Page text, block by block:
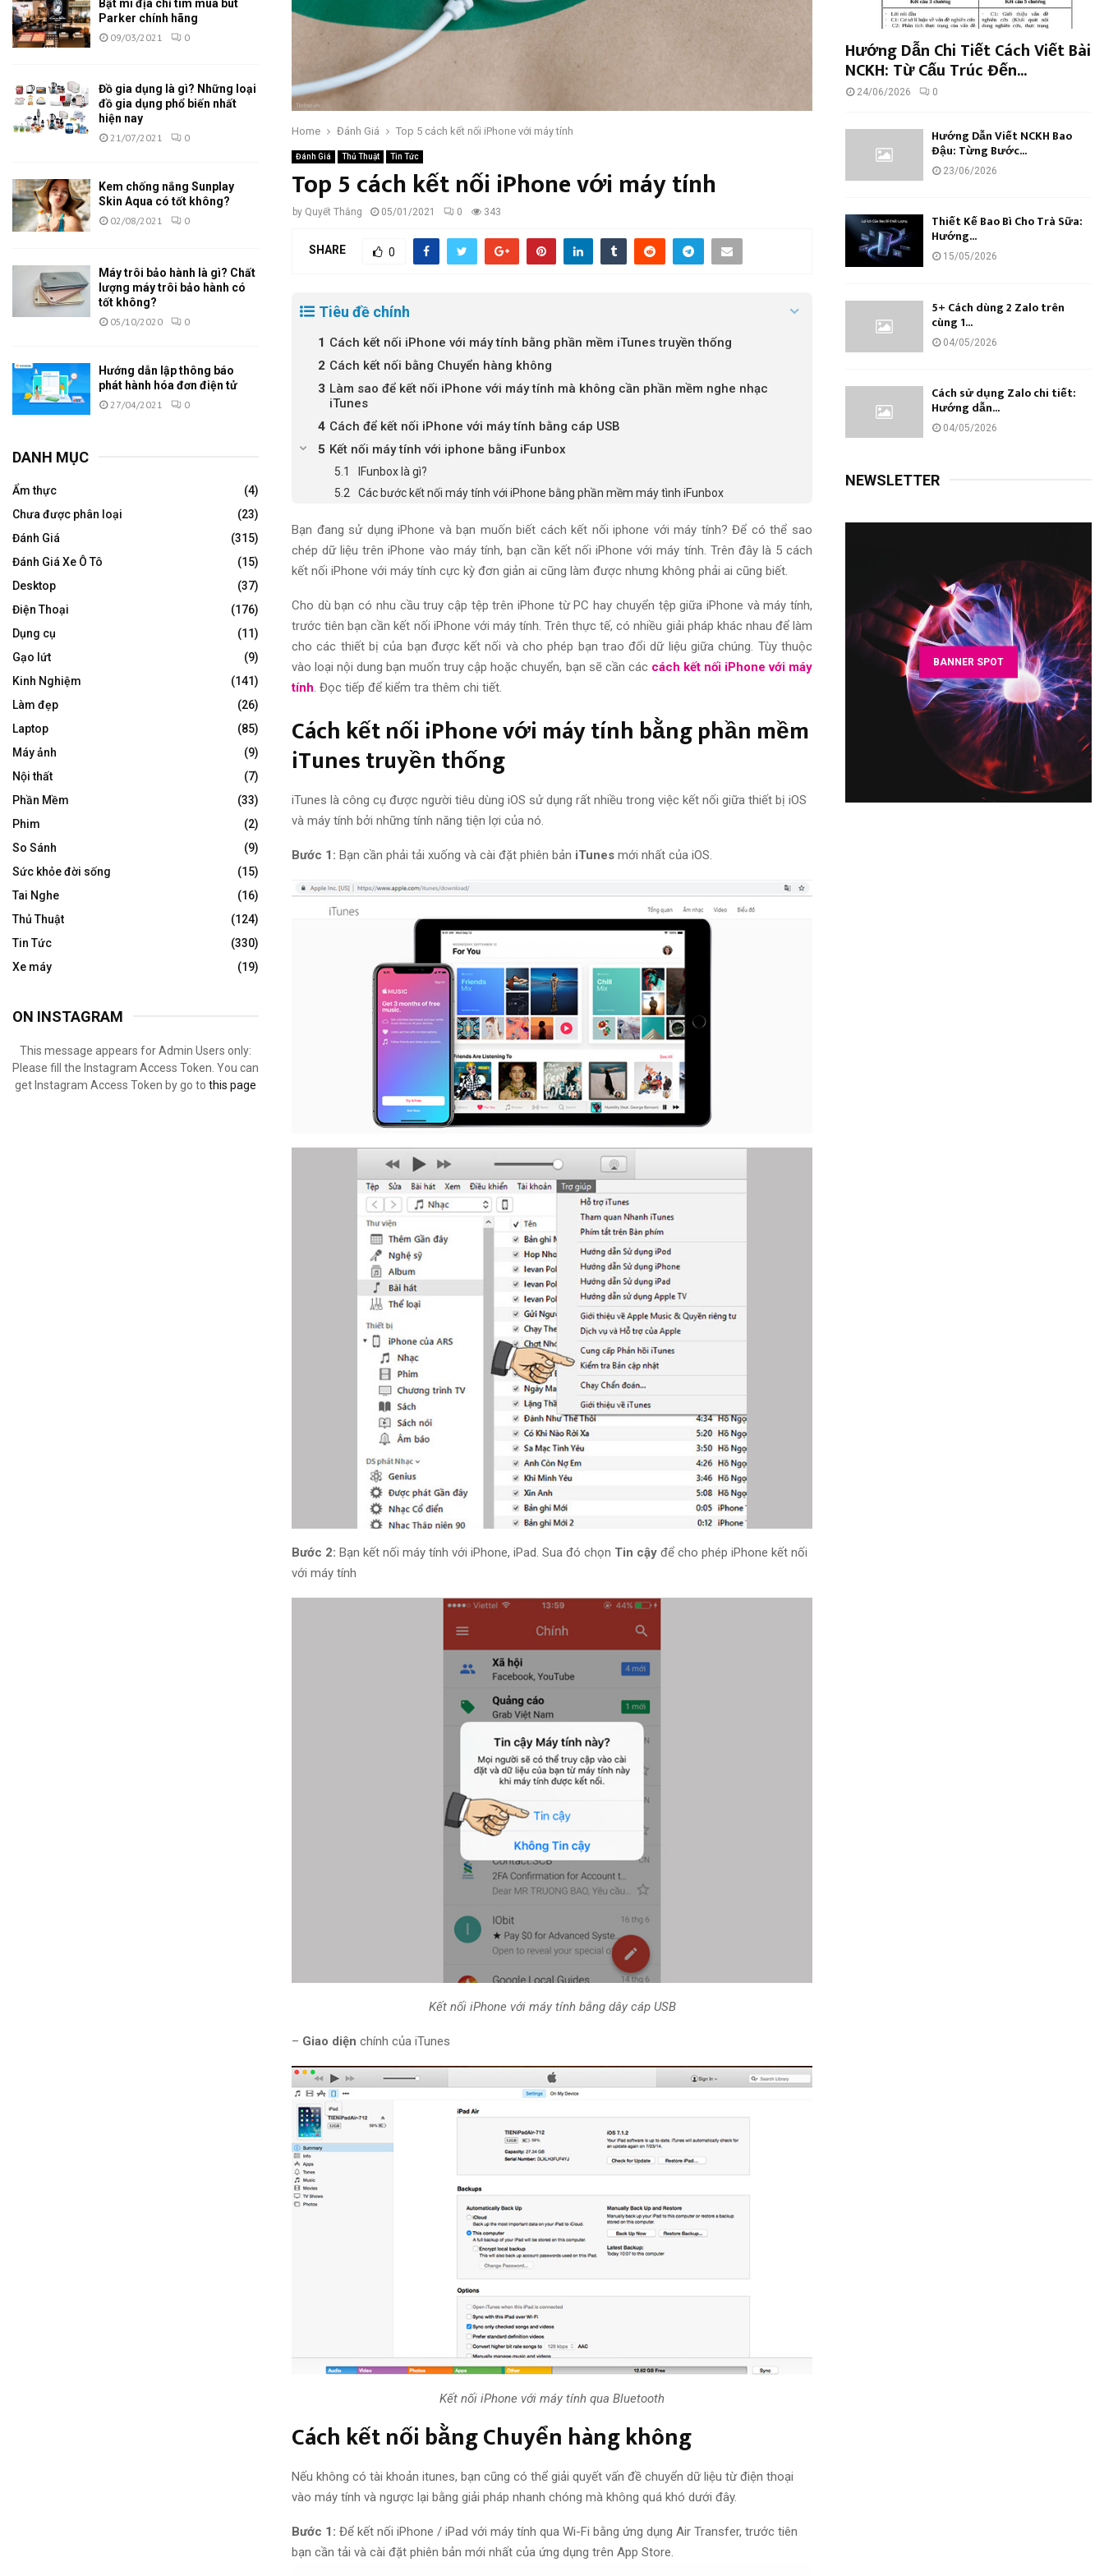
Home Đánh Giá Top 5 cách kết nối iPhone với máy tính
Đánh Giá Thủ Thuật Tin Tức
Top 5 cách kết nối iPhone với máy tính
by Quyết Thắng 05/01/2021 0 343
SHARE 0
Tiêu đề chính
Cách kết nối iPhone với máy tính bằng phần mềm iTunes truyền thống
Cách kết nối bằng Chuyển hàng không
Làm sao để kết nối iPhone với máy tính mà không cần phần mềm nghe nhạc
iTunes
Cách để kết nối iPhone với máy tính bằng cáp USB
Kết nối máy tính với iphone bằng iFunbox
IFunbox là gì?
Các bước kết nối máy tính với iPhone bằng phần mềm máy tình iFunbox
Bạn đang sử dụng iPhone và bạn muốn biết cách kết nối iphone với máy tính? Để có thể sao
chép dữ liệu trên iPhone vào máy tính, bạn cần kết nối iPhone với máy tính. Trên đây là 5 cách
kết nối iPhone với máy tính cực kỳ đơn giản ai cũng làm được nhưng không phải ai cũng biết.
Cho dù bạn có nhu cầu truy cập tệp trên iPhone từ PC hay chuyển tệp giữa iPhone và máy tính,
trước tiên bạn cần kết nối iPhone với máy tính. Trên thực tế, có nhiều giải pháp khác nhau để làm
cho các thiết bị của bạn được kết nối và cho phép bạn trao đổi dữ liệu giữa chúng. Tùy thuộc
vào loại nội dung bạn muốn truy cập hoặc chuyển, bạn sẽ cần các cách kết nối iPhone với máy
tính. Đọc tiếp để kiểm tra thêm chi tiết.
Cách kết nối iPhone với máy tính bằng phần mềm
iTunes truyền thống
iTunes là công cụ được người tiêu dùng iOS sử dụng rất nhiều trong việc kết nối giữa thiết bị iOS
và máy tính bởi những tính năng tiện lợi của nó.
Bước 1: Bạn cần phải tải xuống và cài đặt phiên bản iTunes mới nhất của iOS.
Bước 2: Bạn kết nối máy tính với iPhone, iPad. Sua đó chọn Tin cậy để cho phép iPhone kết nối
với máy tính
Kết nối iPhone với máy tính bằng dây cáp USB
– Giao diện chính của iTunes
Kết nối iPhone với máy tính qua Bluetooth
Cách kết nối bằng Chuyển hàng không
Nếu không có tài khoản itunes, bạn cũng có thể giải quyết vấn đề chuyển dữ liệu từ điện thoại
vào máy tính và ngược lại bằng giải pháp nhanh chóng mà không quá khó dưới đây.
Bước 1: Để kết nối iPhone / iPad với máy tính qua Wi-Fi bằng ứng dụng Air Transfer, trước tiên
bạn cần tải và cài đặt phiên bản mới nhất của ứng dụng trên App Store.
Bật mí địa chỉ tìm mua bút
Parker chính hãng
09/03/2021 0
Đồ gia dụng là gì? Những loại
đồ gia dụng phổ biến nhất
hiện nay
21/07/2021 0
Kem chống nắng Sunplay
Skin Aqua có tốt không?
02/08/2021 0
Máy trôi bảo hành là gì? Chất
lượng máy trôi bảo hành có
tốt không?
05/10/2020 0
Hướng dẫn lập thông báo
phát hành hóa đơn điện tử
27/04/2021 0
DANH MỤC
Ẩm thực
(4)
Chưa được phân loại
(23)
Đánh Giá
(315)
Đánh Giá Xe Ô Tô
(15)
Desktop
(37)
Điện Thoại
(176)
Dụng cụ
(11)
Gạo lứt
(9)
Kinh Nghiệm
(141)
Làm đẹp
(26)
Laptop
(85)
Máy ảnh
(9)
Nội thất
(7)
Phần Mềm
(33)
Phim
(2)
So Sánh
(9)
Sức khỏe đời sống
(15)
Tai Nghe
(16)
Thủ Thuật
(124)
Tin Tức
(330)
Xe máy
(19)
ON INSTAGRAM
This message appears for Admin Users only:
Please fill the Instagram Access Token. You can
get Instagram Access Token by go to this page
Hướng Dẫn Chi Tiết Cách Viết Bài
NCKH: Từ Cấu Trúc Đến...
24/06/2026 0
Hướng Dẫn Viết NCKH Bao
Đậu: Từng Bước...
23/06/2026
Thiết Kế Bao Bì Cho Trà Sữa:
Hướng...
15/05/2026
5+ Cách dùng 2 Zalo trên
cùng 1...
04/05/2026
Cách sử dụng Zalo chi tiết:
Hướng dẫn...
04/05/2026
NEWSLETTER
BANNER SPOT